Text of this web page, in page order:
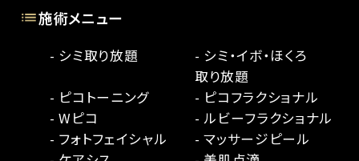
施術メニュー
- シミ取り放題
- シミ・イボ・ほくろ
取り放題
- ピコトーニング
- ピコフラクショナル
- Wピコ
- ルビーフラクショナル
- フォトフェイシャル
- マッサージピール